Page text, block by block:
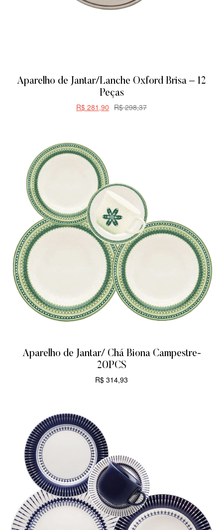
Aparelho de Jantar/Lanche Oxford Brisa – 12
Peças
R$298,37
R$ 281,90
Aparelho de Jantar/ Chá Biona Campestre-
20PCS
R$ 314,93